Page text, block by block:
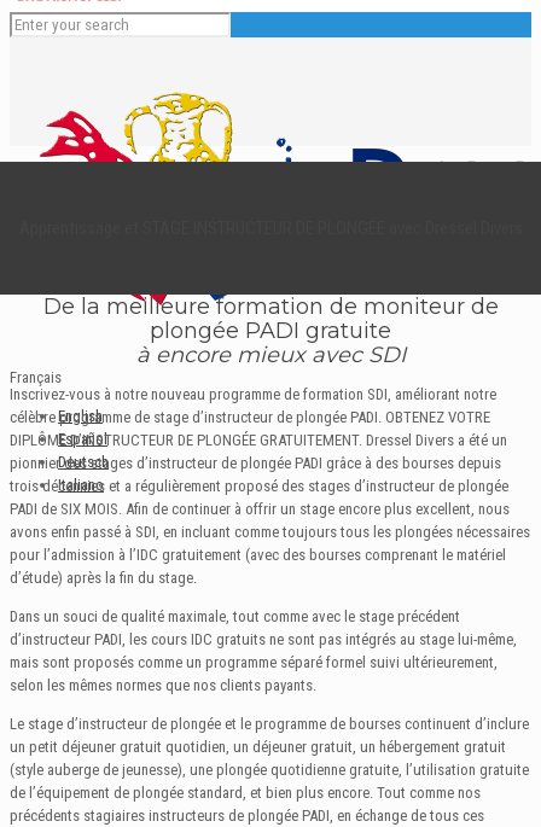
Français
English
Español
Deutsch
Italiano
De la meilleure formation de moniteur de
plongée PADI gratuite
à encore mieux avec SDI
Inscrivez-vous à notre nouveau programme de formation SDI, améliorant notre
célèbre programme de stage d’instructeur de plongée PADI. OBTENEZ VOTRE
DIPLÔME D’INSTRUCTEUR DE PLONGÉE GRATUITEMENT. Dressel Divers a été un
pionnier des stages d’instructeur de plongée PADI grâce à des bourses depuis
trois décennies et a régulièrement proposé des stages d’instructeur de plongée
PADI de SIX MOIS. Afin de continuer à offrir un stage encore plus excellent, nous
avons enfin passé à SDI, en incluant comme toujours tous les plongées nécessaires
pour l’admission à l’IDC gratuitement (avec des bourses comprenant le matériel
d’étude) après la fin du stage.
Dans un souci de qualité maximale, tout comme avec le stage précédent
d’instructeur PADI, les cours IDC gratuits ne sont pas intégrés au stage lui-même,
mais sont proposés comme un programme séparé formel suivi ultérieurement,
selon les mêmes normes que nos clients payants.
Le stage d’instructeur de plongée et le programme de bourses continuent d’inclure
un petit déjeuner gratuit quotidien, un déjeuner gratuit, un hébergement gratuit
(style auberge de jeunesse), une plongée quotidienne gratuite, l’utilisation gratuite
de l’équipement de plongée standard, et bien plus encore. Tout comme nos
précédents stagiaires instructeurs de plongée PADI, en échange de tous ces